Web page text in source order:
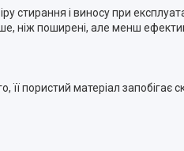
стирання і виносу при
ніж поширені, але менш
пористий матеріал запобігає